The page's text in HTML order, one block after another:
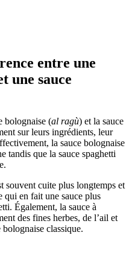
entre une
une sauce
bolognaise (al ragù) et la sauce
sur leurs ingrédients, leur
la sauce bolognaise
tandis que la sauce spaghetti
souvent cuite plus longtemps et
qui en fait une sauce plus
Également, la sauce à
des fines herbes, de l’ail et
classique.